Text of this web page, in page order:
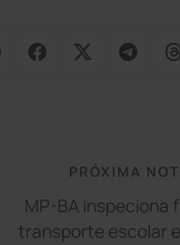
PRÓXIMA
MP-BA inspeciona
transporte escolar